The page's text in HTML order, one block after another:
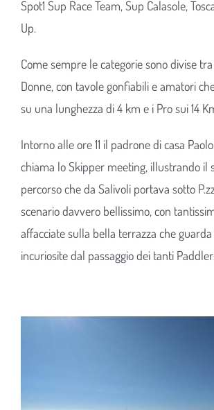
Spot1 Sup Race Team, Sup Calasole,
Up.
Come sempre le categorie sono divise
Donne, con tavole gonfiabili e amatori
su una lunghezza di 4 km e i Pro sui 14
Intorno alle ore 11 il padrone di casa
chiama lo Skipper meeting, illustrando il
percorso che da Salivoli portava sotto
scenario davvero bellissimo, con
affacciate sulla bella terrazza che guarda
incuriosite dal passaggio dei tanti